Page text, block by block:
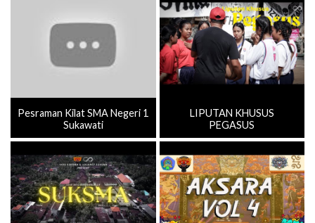
Pesraman Kilat SMA Negeri 1
Sukawati
LIPUTAN KHUSUS
PEGASUS